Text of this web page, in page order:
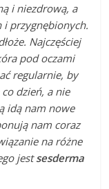
i niezdrową, a
przygnębionych.
Najczęściej
pod oczami
regularnie, by
dzień, a nie
idą nam nowe
nam coraz
na różne
jestsesderma